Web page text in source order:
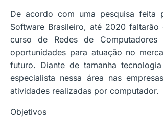
De acordo com uma pesquisa feita
Software Brasileiro, até 2020
curso de Redes de
oportunidades para atuação no
futuro. Diante de tamanha
especialista nessa área nas
atividades realizadas por computador.
Objetivos